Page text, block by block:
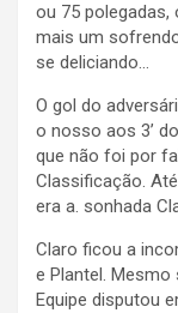
ou 75 polegadas,
mais um
se deliciando…
O gol do
o nosso aos 3’
que não foi por
Classificação.
era a. sonhada
Claro ficou a
e Plantel.
Equipe disputou